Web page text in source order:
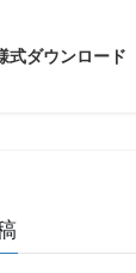
式ダウンロード